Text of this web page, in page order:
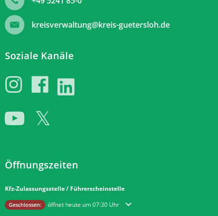
kreisverwaltung@kreis-guetersloh.de
Soziale Kanäle
Öffnungszeiten
Kfz-Zulassungsstelle / Führerscheinstelle
Klicken, um weitere Öffnungs- oder Schließzeiten auszublenden
Geschlossen: öffnet heute um 07:30 Uhr